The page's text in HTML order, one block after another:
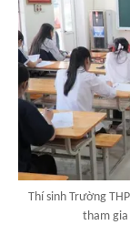
Thí sinh Trường
tham gia